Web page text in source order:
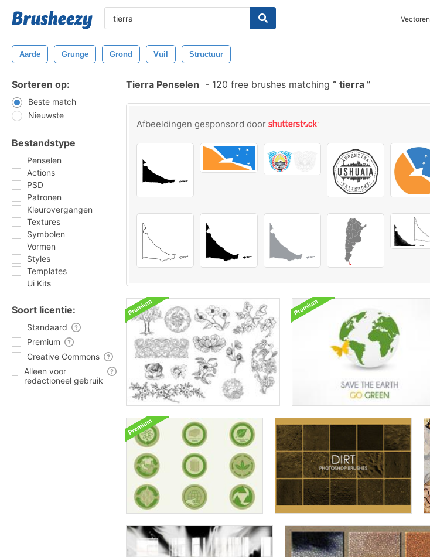
Vectoren
Aarde Grunge Grond Vuil Structuur
Sorteren op:
Beste match
Nieuwste
Bestandstype
Penselen
Actions
PSD
Patronen
Kleurovergangen
Textures
Symbolen
Vormen
Styles
Templates
Ui Kits
Soort licentie:
Standaard
Premium
Creative Commons
Alleen voor
redactioneel gebruik
Tierra Penselen - 120 free brushes matching tierra
Afbeeldingen gesponsord door